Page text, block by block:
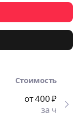
Стоимость
от 400₽
за ч